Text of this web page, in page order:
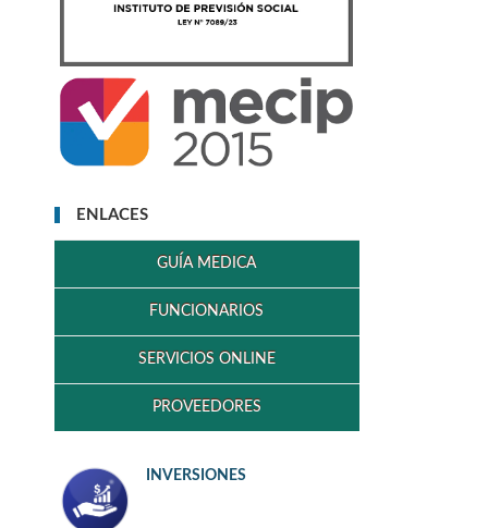
ENLACES
GUÍA MEDICA
FUNCIONARIOS
SERVICIOS ONLINE
PROVEEDORES
INVERSIONES